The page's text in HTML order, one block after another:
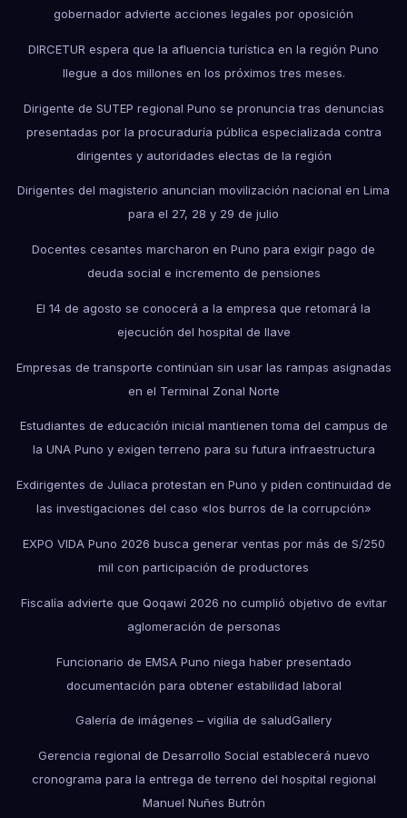
gobernador advierte acciones legales por oposición
DIRCETUR espera que la afluencia turística en la región Puno
llegue a dos millones en los próximos tres meses.
Dirigente de SUTEP regional Puno se pronuncia tras denuncias
presentadas por la procuraduría pública especializada contra
dirigentes y autoridades electas de la región
Dirigentes del magisterio anuncian movilización nacional en Lima
para el 27, 28 y 29 de julio
Docentes cesantes marcharon en Puno para exigir pago de
deuda social e incremento de pensiones
El 14 de agosto se conocerá a la empresa que retomará la
ejecución del hospital de Ilave
Empresas de transporte continúan sin usar las rampas asignadas
en el Terminal Zonal Norte
Estudiantes de educación inicial mantienen toma del campus de
la UNA Puno y exigen terreno para su futura infraestructura
Exdirigentes de Juliaca protestan en Puno y piden continuidad de
las investigaciones del caso «los burros de la corrupción»
EXPO VIDA Puno 2026 busca generar ventas por más de S/250
mil con participación de productores
Fiscalía advierte que Qoqawi 2026 no cumplió objetivo de evitar
aglomeración de personas
Funcionario de EMSA Puno niega haber presentado
documentación para obtener estabilidad laboral
Galería de imágenes – vigilia de saludGallery
Gerencia regional de Desarrollo Social establecerá nuevo
cronograma para la entrega de terreno del hospital regional
Manuel Nuñes Butrón